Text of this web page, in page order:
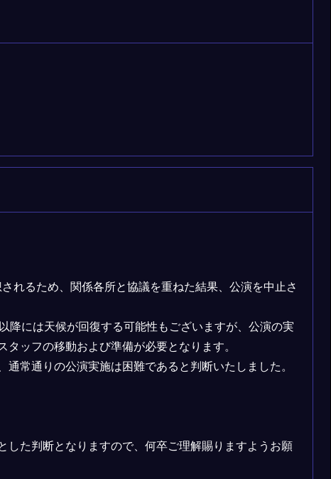
れるため、関係各所と協議を重ねた結果、公演を中止さ
降には天候が回復する可能性もございますが、公演の実
ッフの移動および準備が必要となります。
常通りの公演実施は困難であると判断いたしました。
した判断となりますので、何卒ご理解賜りますようお願